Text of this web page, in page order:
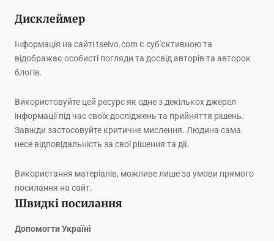
Дисклеймер
Інформація на сайті tseivo.com є суб'єктивною та
відображає особисті погляди та досвід авторів та авторок
блогів.
Використовуйте цей ресурс як одне з декількох джерел
інформації під час своїх досліджень та прийняття рішень.
Завжди застосовуйте критичне мислення. Людина сама
несе відповідальність за свої рішення та дії.
Використання матеріалів, можливе лише за умови прямого
посилання на сайт.
Швидкі посилання
Допомогти Україні